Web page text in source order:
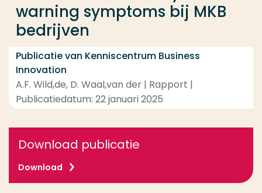
warning symptoms bij MKB
bedrijven
Publicatie van Kenniscentrum Business
Innovation
A.F. Wild,de, D. Waal,van der | Rapport |
Publicatiedatum: 22 januari 2025
Download publicatie
Download